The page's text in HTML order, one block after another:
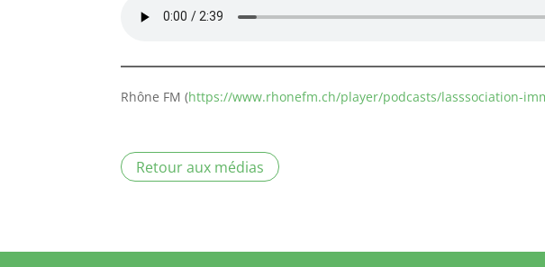
Rhône FM (https://www.rhonefm.ch/player/podcasts/lasssociation-
Retour aux médias